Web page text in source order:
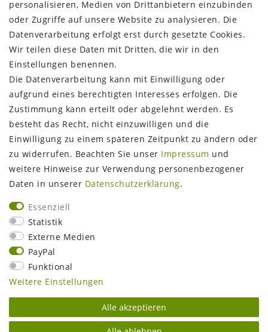
FOLGEN SIE UNS
personalisieren, Medien von Drittanbietern einzubinden
oder Zugriffe auf unsere Website zu analysieren. Die
Datenverarbeitung erfolgt erst durch gesetzte Cookies.
Wir teilen diese Daten mit Dritten, die wir in den
Einstellungen benennen.
Die Datenverarbeitung kann mit Einwilligung oder
aufgrund eines berechtigten Interesses erfolgen. Die
Zustimmung kann erteilt oder abgelehnt werden. Es
besteht das Recht, nicht einzuwilligen und die
Einwilligung zu einem späteren Zeitpunkt zu ändern oder
zu widerrufen. Beachten Sie unser Impressum und
weitere Hinweise zur Verwendung personenbezogener
Daten in unserer Daten­schutz­erklärung.
Essenziell
Statistik
Externe Medien
PayPal
Funktional
Weitere Einstellungen
Alle akzeptieren